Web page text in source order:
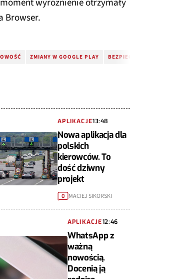
wyróżnienie otrzymały
Browser.
ZMIANY W GOOGLE PLAY BEZPIECZNY VPN
APLIKACJE13:48
Nowa aplikacja dla
polskich
kierowców. To
dość dziwny
projekt
0 MACIEJ SIKORSKI
APLIKACJE12:46
WhatsApp z
ważną
nowością.
Docenią ją